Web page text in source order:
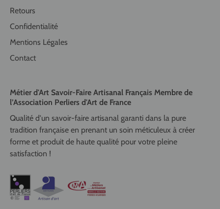
Retours
Confidentialité
Mentions Légales
Contact
Métier d'Art Savoir-Faire Artisanal Français Membre de
l’Association Perliers d'Art de France
Qualité d'un savoir-faire artisanal garanti dans la pure
tradition française en prenant un soin méticuleux à créer
forme et produit de haute qualité pour votre pleine
satisfaction !